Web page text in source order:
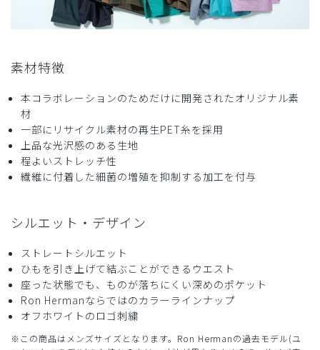
40代 身長: 166-170cm 体重:56-60kg
も宜しくお願いします。
商品：R28メンズ:Ron Herman スクラブパンツ/ディー
プネイビー/S
役に立った 0
あっき様
年齢:40代 身長:161-165cm 体重: 56-60kg
体型が変わり、書い直しました。
レディースMを着用していましたが、太ってしまい書い直す
採寸から判断すると、メンズのSが良いと判断し、購入しま
素材特徴
本コラボレーションのためだけに開発されたオリジナル素
材
一部にリサイクル素材の再生PET糸を採用
上品な光沢感のある生地
程よいストレッチ性
繊維に付着した細菌の増殖を抑制する加工を付与
シルエット・デザイン
ストレートシルエット
ひもを引き上げて結ぶことができるウエスト
座った状態でも、ものが落ちにくい深めのポケット
Ron Hermanならではのカラーラインナップ
オフホワイトのロゴ刺繍
※この商品はメンズサイズとなります。Ron Hermanの過去モデル(ユ